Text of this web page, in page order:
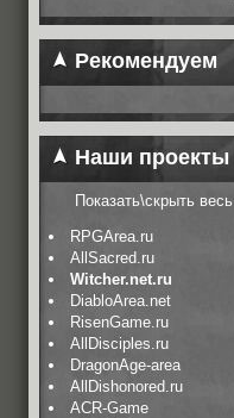
Рекомендуем
Наши проекты
Показать\скрыть весь
RPGArea.ru
AllSacred.ru
Witcher.net.ru
DiabloArea.net
RisenGame.ru
AllDisciples.ru
DragonAge-area
AllDishonored.ru
ACR-Game